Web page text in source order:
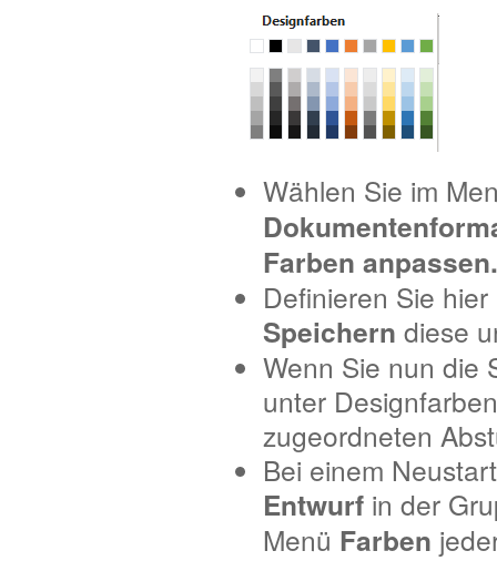
Wählen Sie im
Farben
Definieren Sie
Speichern diese
Wenn Sie nun die
unter
zugeordneten
Bei einem
Entwurf in der
Menü Farben